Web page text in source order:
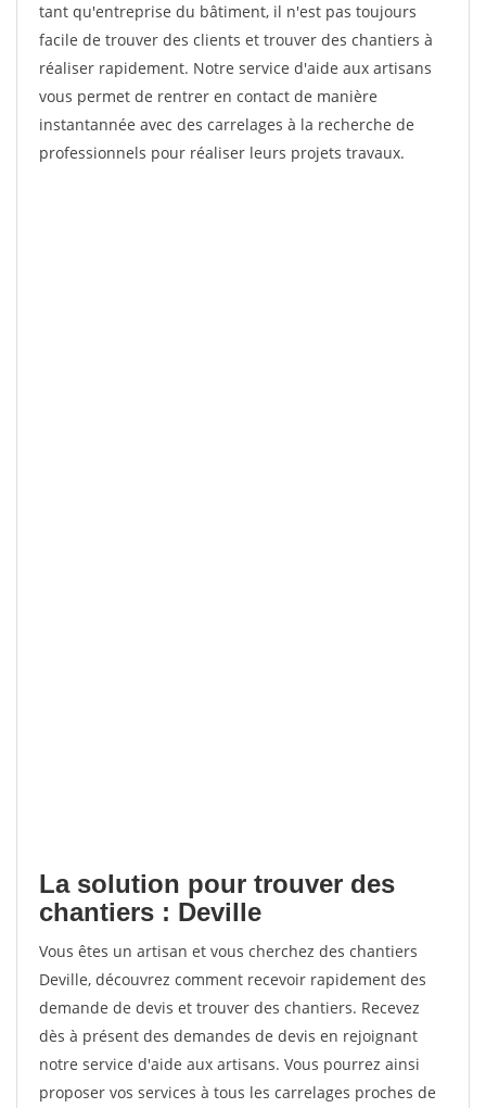
tant qu'entreprise du bâtiment, il n'est pas toujours
facile de trouver des clients et trouver des chantiers à
réaliser rapidement. Notre service d'aide aux artisans
vous permet de rentrer en contact de manière
instantannée avec des carrelages à la recherche de
professionnels pour réaliser leurs projets travaux.
La solution pour trouver des
chantiers : Deville
Vous êtes un artisan et vous cherchez des chantiers
Deville, découvrez comment recevoir rapidement des
demande de devis et trouver des chantiers. Recevez
dès à présent des demandes de devis en rejoignant
notre service d'aide aux artisans. Vous pourrez ainsi
proposer vos services à tous les carrelages proches de